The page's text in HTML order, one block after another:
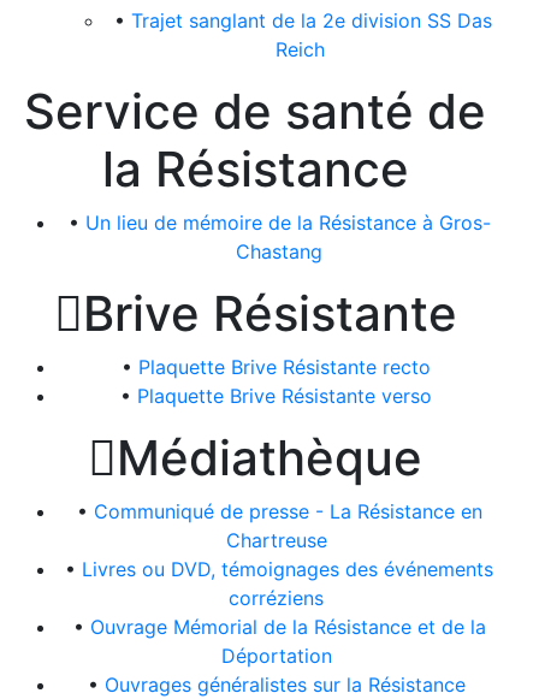
• Trajet sanglant de la 2e division SS Das
Reich
Service de santé de
la Résistance
• Un lieu de mémoire de la Résistance à Gros-
Chastang
Brive Résistante
• Plaquette Brive Résistante recto
• Plaquette Brive Résistante verso
Médiathèque
• Communiqué de presse - La Résistance en
Chartreuse
• Livres ou DVD, témoignages des événements
corréziens
• Ouvrage Mémorial de la Résistance et de la
Déportation
• Ouvrages généralistes sur la Résistance